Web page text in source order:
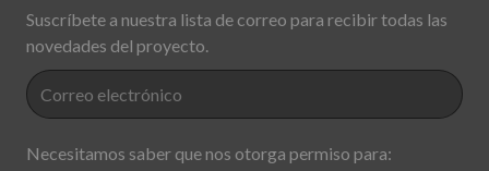
Suscríbete a nuestra lista de correo para recibir todas las
novedades del proyecto.
Necesitamos saber que nos otorga permiso para: